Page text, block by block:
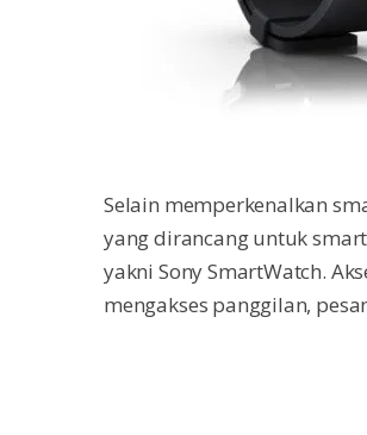
Selain memperkenalkan
yang dirancang untuk
yakni Sony SmartWatch.
mengakses panggilan,